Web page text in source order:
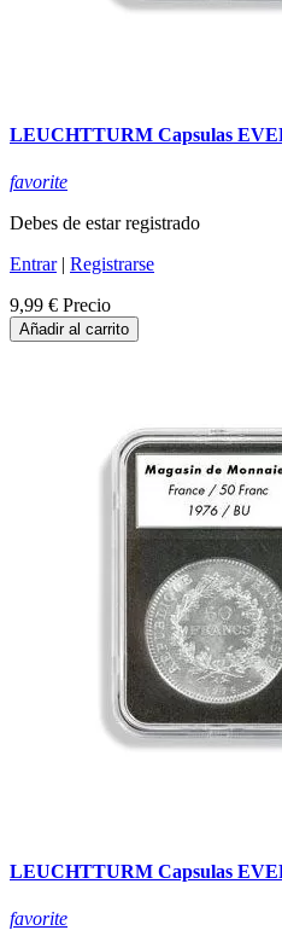
LEUCHTTURM Capsulas
favorite
Debes de estar registrado
Entrar| Registrarse
9,99 € Precio
Añadir al carrito
LEUCHTTURM Capsulas
favorite